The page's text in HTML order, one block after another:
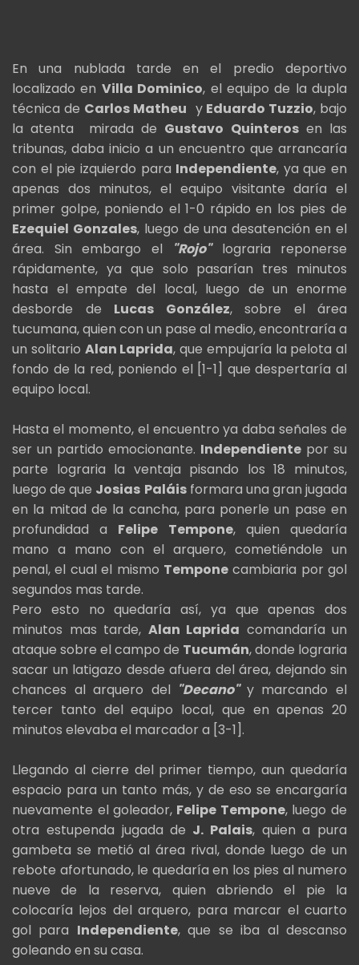
En una nublada tarde en el predio deportivo
localizado en Villa Dominico, el equipo de la dupla
técnica de Carlos Matheu yEduardo Tuzzio, bajo
la atenta mirada de Gustavo Quinterosen las
tribunas, daba inicio a un encuentro que arrancaría
con el pie izquierdo para Independiente, ya que en
apenas dos minutos, el equipo visitante daría el
primer golpe, poniendo el 1-0 rápido en los pies de
Ezequiel Gonzales, luego de una desatención en el
área. Sin embargo el
"Rojo"lograria reponerse
rápidamente, ya que solo pasarían tres minutos
hasta el empate del local, luego de un enorme
desborde de Lucas González, sobre el área
tucumana, quien con un pase al medio, encontraría a
un solitario Alan Laprida, que empujaría la pelota al
fondo de la red, poniendo el [1-1] que despertaría al
equipo local.
Hasta el momento, el encuentro ya daba señales de
ser un partido emocionante. Independiente por su
parte lograria la ventaja pisando los 18 minutos,
luego de que Josias Paláisformara una gran jugada
en la mitad de la cancha, para ponerle un pase en
profundidad a Felipe Tempone, quien quedaría
mano a mano con el arquero, cometiéndole un
penal, el cual el mismo Temponecambiaria por gol
segundos mas tarde.
Pero esto no quedaría así, ya que apenas dos
minutos mas tarde, Alan Laprida comandaría un
ataque sobre el campo de Tucumán, donde lograria
sacar un latigazo desde afuera del área, dejando sin
chances al arquero del "Decano" y marcando el
tercer tanto del equipo local, que en apenas 20
minutos elevaba el marcador a [3-1].
Llegando al cierre del primer tiempo, aun quedaría
espacio para un tanto más, y de eso se encargaría
nuevamente el goleador, Felipe Tempone, luego de
otra estupenda jugada de J. Palais, quien a pura
gambeta se metió al área rival, donde luego de un
rebote afortunado, le quedaría en los pies al numero
nueve de la reserva, quien abriendo el pie la
colocaría lejos del arquero, para marcar el cuarto
gol para Independiente, que se iba al descanso
goleando en su casa.